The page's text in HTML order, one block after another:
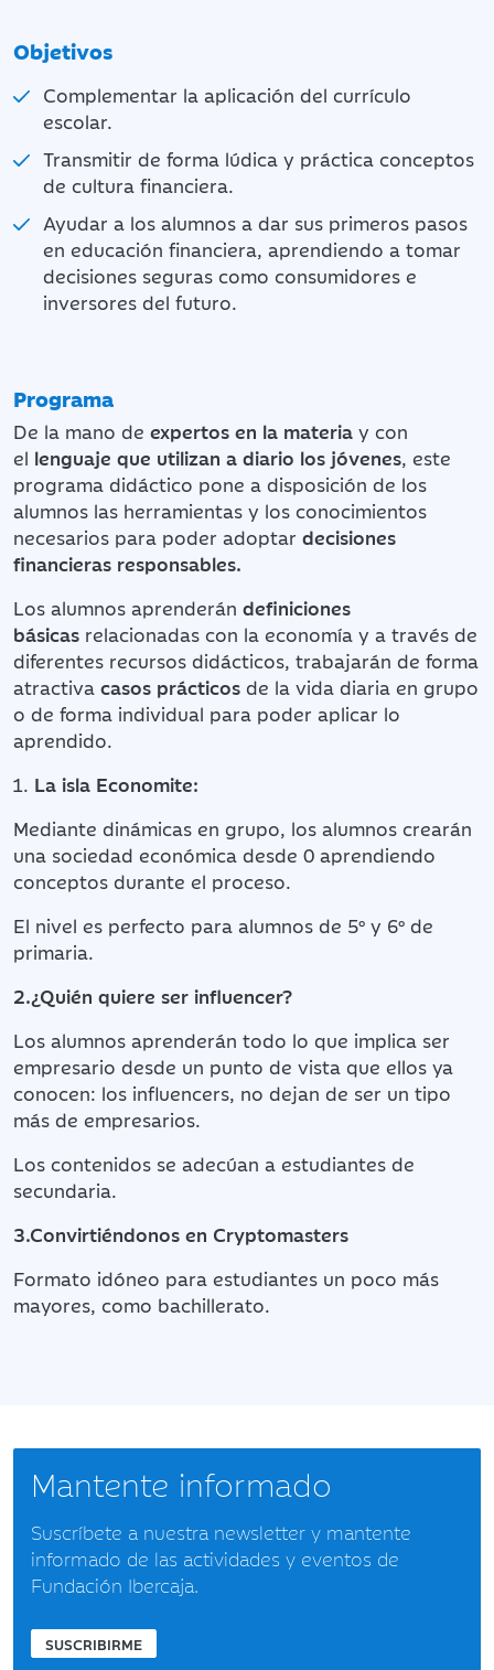
Objetivos
Complementar la aplicación del currículo
escolar.
Transmitir de forma lúdica y práctica conceptos
de cultura financiera.
Ayudar a los alumnos a dar sus primeros pasos
en educación financiera, aprendiendo a tomar
decisiones seguras como consumidores e
inversores del futuro.
Programa
De la mano de expertos en la materia y con
el lenguaje que utilizan a diario los jóvenes, este
programa didáctico pone a disposición de los
alumnos las herramientas y los conocimientos
necesarios para poder adoptar decisiones
financieras responsables.
Los alumnos aprenderán definiciones
básicas relacionadas con la economía y a través de
diferentes recursos didácticos, trabajarán de forma
atractiva casos prácticos de la vida diaria en grupo
o de forma individual para poder aplicar lo
aprendido.
La isla Economite:
Mediante dinámicas en grupo, los alumnos crearán
una sociedad económica desde 0 aprendiendo
conceptos durante el proceso.
El nivel es perfecto para alumnos de 5º y 6º de
primaria.
2.¿Quién quiere ser influencer?
Los alumnos aprenderán todo lo que implica ser
empresario desde un punto de vista que ellos ya
conocen: los influencers, no dejan de ser un tipo
más de empresarios.
Los contenidos se adecúan a estudiantes de
secundaria.
3.Convirtiéndonos en Cryptomasters
Formato idóneo para estudiantes un poco más
mayores, como bachillerato.
Mantente informado
Suscríbete a nuestra newsletter y mantente
informado de las actividades y eventos de
Fundación Ibercaja.
SUSCRIBIRME